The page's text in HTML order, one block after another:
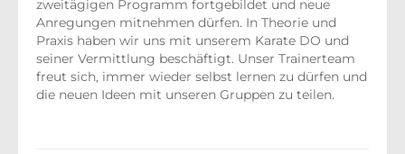
zweitägigen Programm fortgebildet und neue
Anregungen mitnehmen dürfen. In Theorie und
Praxis haben wir uns mit unserem Karate DO und
seiner Vermittlung beschäftigt. Unser Trainerteam
freut sich, immer wieder selbst lernen zu dürfen und
die neuen Ideen mit unseren Gruppen zu teilen.